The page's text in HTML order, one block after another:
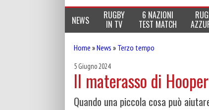
NEWS RUGBY
IN TV
6 NAZIONI
TEST MATCH
Home »News » Terzo tempo
5 Giugno 2024
Il materasso di
Quando una piccola cosa può